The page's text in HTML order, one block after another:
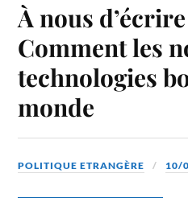
À nous
Comment les
technologies
monde
POLITIQUE ETRANGÈRE 10/